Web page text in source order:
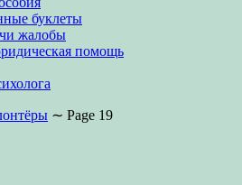
буклеты
жалобы
помощь
∼ Page 19